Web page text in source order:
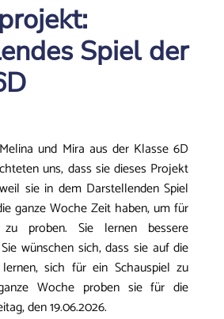
Spiel der
und Mira aus der Klasse 6D
uns, dass sie dieses Projekt
sie in dem Darstellenden Spiel
ganze Woche Zeit haben, um für
proben. Sie lernen bessere
wünschen sich, dass sie auf die
sich für ein Schauspiel zu
Woche proben sie für die
den 19.06.2026.